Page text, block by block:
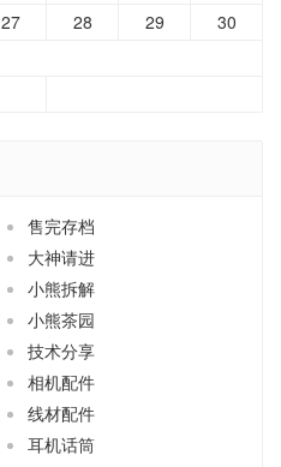
27 28 29
30
售完存档
大神请进
小熊拆解
小熊茶园
技术分享
相机配件
线材配件
耳机话筒